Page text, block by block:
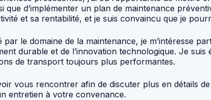
que d’implémenter un plan de maintenance
et sa rentabilité, et je suis convaincu que je
par le domaine de la maintenance, je m’intéresse
durable et de l’innovation technologique. Je
de transport toujours plus performantes.
vous rencontrer afin de discuter plus en détails
entretien à votre convenance.